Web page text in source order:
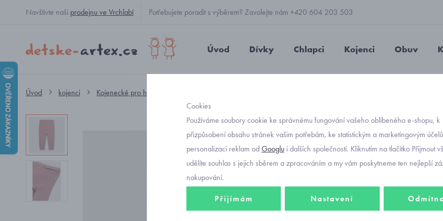
Navštivte naši prodejnu ve Vrchlabí Potřebujete poradit s výběrem? Zavolejte nám +420 604 203 503
Úvod Dívky Chlapci Kojenci Obuv
Úvod kojenci Kojenecké pro holčičky
Objednávací
462
Cookies
Používáme soubory cookie ke správnému fungování vašeho oblíbeného e-shopu, k
přizpůsobení obsahu stránek vašim potřebám, ke statistickým a marketingovým
personalizaci reklam odGooglu i dalších společností. Kliknutím na tlačítko Přijmout
udělíte souhlas s jejich sběrem a zpracováním a my vám poskytneme ten nejlepší
nakupování.
Přijímám Nastavení